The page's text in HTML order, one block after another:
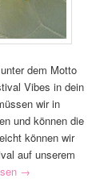
dem Motto
Vibes in dein
wir in
und können die
können wir
auf unserem
→